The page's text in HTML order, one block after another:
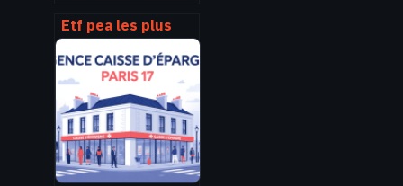
Etf pea les plus
performants
comment choisir
les bons fonds en
2025